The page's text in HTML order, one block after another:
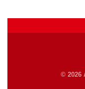
© 2026